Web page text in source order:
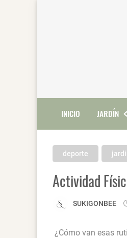
INICIO JARDÍN
deporte
Actividad
SUKIGONBEE
¿Cómo van esas